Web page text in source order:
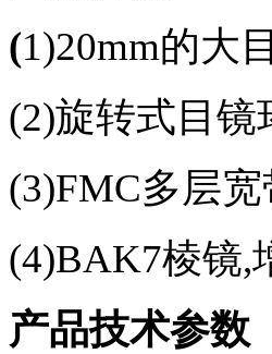
(1)20mm的大
(2)旋转式目镜
(3)FMC多层
(4)BAK7棱镜,
产品技术参数